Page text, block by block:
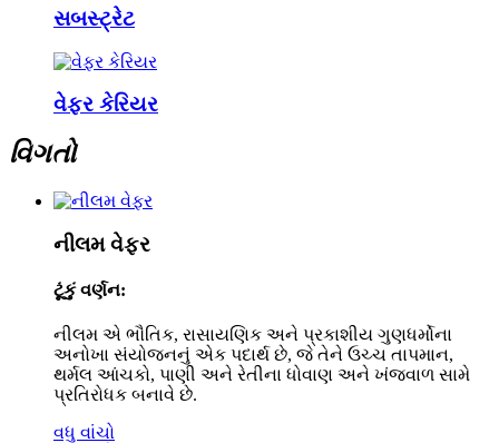
સબસ્ટ્રેટ
વેફર કેરિયર
વિગતો
નીલમ વેફર
ટૂંકું વર્ણન:
નીલમ એ ભૌતિક, રાસાયણિક અને પ્રકાશીય ગુણધર્મોના
અનોખા સંયોજનનું એક પદાર્થ છે, જે તેને ઉચ્ચ તાપમાન,
થર્મલ આંચકો, પાણી અને રેતીના ધોવાણ અને ખંજવાળ સામે
પ્રતિરોધક બનાવે છે.
વધુ વાંચો